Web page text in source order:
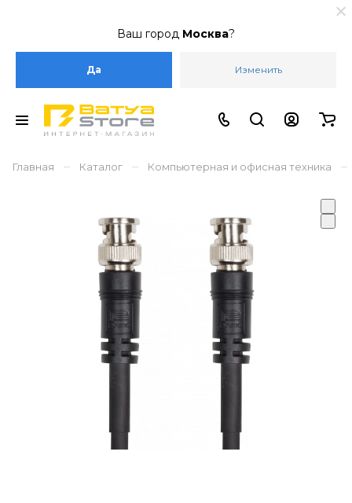
Ваш город Москва?
Да Изменить
Главная – Каталог – Компьютерная и офисная техника –